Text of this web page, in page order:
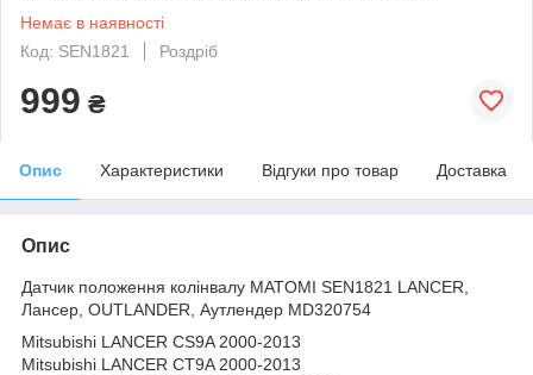
Немає в наявності
Код: SEN1821
Роздріб
999 ₴
Опис Характеристики Відгуки про товар Доставка
Опис
Датчик положення колінвалу MATOMI SEN1821 LANCER,
Лансер, OUTLANDER, Аутлендер MD320754
Mitsubishi LANCER CS9A 2000-2013
Mitsubishi LANCER CT9A 2000-2013